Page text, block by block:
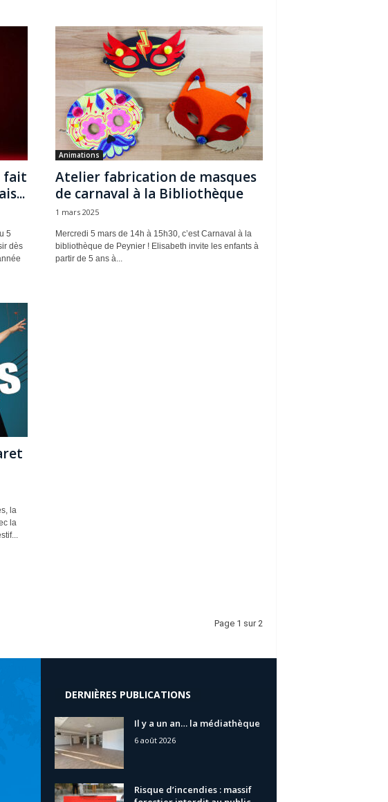
fait
5
dès
Animations
Atelier fabrication de masques
de carnaval à la Bibliothèque
1 mars 2025
Mercredi 5 mars de 14h à 15h30, c’est Carnaval à la
bibliothèque de Peynier ! Elisabeth invite les enfants à
partir de 5 ans à...
la
la
Page 1 sur 2
DERNIÈRES PUBLICATIONS
Il y a un an… la médiathèque
6 août 2026
Risque d’incendies : massif